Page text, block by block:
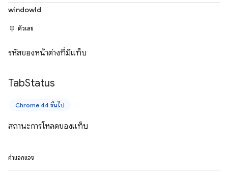
windowId
ตัวเลข
รหัสของหน้าต่างที่มีแท็บ
TabStatus
Chrome 44 ขึ้นไป
สถานะการโหลดของแท็บ
ค่าแจกแจง